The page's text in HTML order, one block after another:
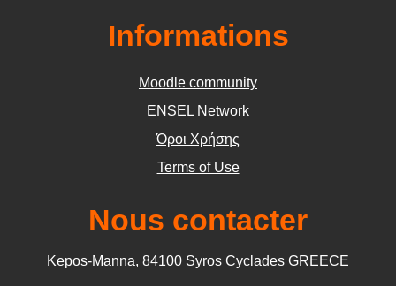
Informations
Moodle community
ΕΝSEL Network
Όροι Χρήσης
Terms of Use
Nous contacter
Kepos-Manna, 84100 Syros Cyclades GREECE